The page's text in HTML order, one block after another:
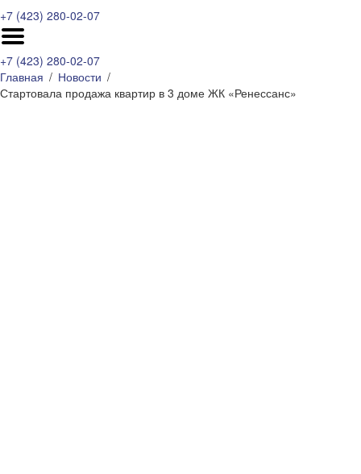
+7 (423) 280-02-07
+7 (423) 280-02-07
Главная
Новости
Стартовала продажа квартир в 3 доме ЖК «Ренессанс»